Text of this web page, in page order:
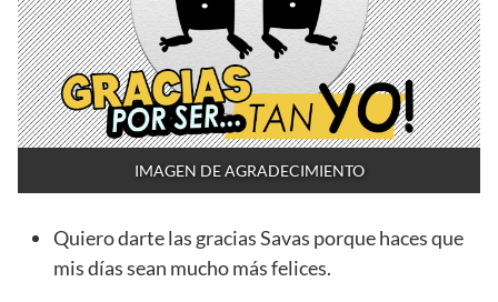
IMAGEN DE AGRADECIMIENTO
Quiero darte las gracias Savas porque haces que
mis días sean mucho más felices.